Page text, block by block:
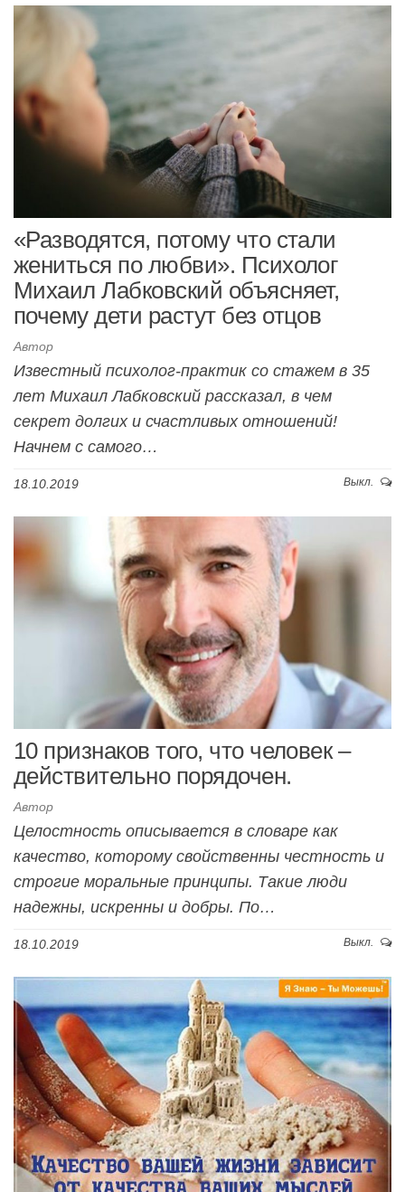
«Разводятся, потому что стали
жениться по любви». Психолог
Михаил Лабковский объясняет,
почему дети растут без отцов
Автор
Известный психолог-практик со стажем в 35
лет Михаил Лабковский рассказал, в чем
секрет долгих и счастливых отношений!
Начнем с самого…
18.10.2019 Выкл.
10 признаков того, что человек –
действительно порядочен.
Автор
Целостность описывается в словаре как
качество, которому свойственны честность и
строгие моральные принципы. Такие люди
надежны, искренны и добры. По…
18.10.2019 Выкл.